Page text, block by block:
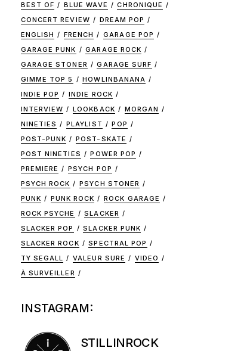
BEST OF
BLUE WAVE
CHRONIQUE
CONCERT REVIEW
DREAM POP
ENGLISH
FRENCH
GARAGE POP
GARAGE PUNK
GARAGE ROCK
GARAGE STONER
GARAGE SURF
GIMME TOP 5
HOWLINBANANA
INDIE POP
INDIE ROCK
INTERVIEW
LOOKBACK
MORGAN
NINETIES
PLAYLIST
POP
POST-PUNK
POST-SKATE
POST NINETIES
POWER POP
PREMIERE
PSYCH POP
PSYCH ROCK
PSYCH STONER
PUNK
PUNK ROCK
ROCK GARAGE
ROCK PSYCHE
SLACKER
SLACKER POP
SLACKER PUNK
SLACKER ROCK
SPECTRAL POP
TY SEGALL
VALEUR SURE
VIDEO
À SURVEILLER
INSTAGRAM:
STILLINROCK